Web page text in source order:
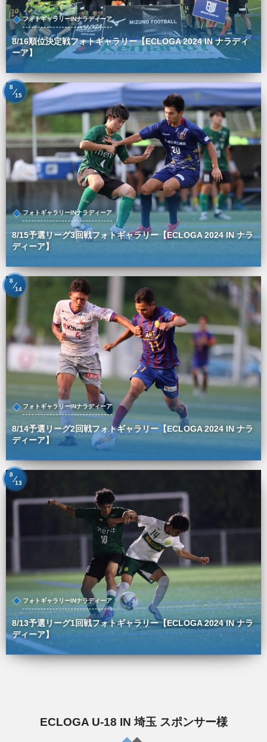
フォトギャラリーINナラディーア
8/16順位決定戦フォトギャラリー【ECLOGA 2024 IN ナラディ
ーア】
フォトギャラリーINナラディーア
8/15予選リーグ3回戦フォトギャラリー【ECLOGA 2024 IN ナラ
ディーア】
8
15
フォトギャラリーINナラディーア
8/14予選リーグ2回戦フォトギャラリー【ECLOGA 2024 IN ナラ
ディーア】
8
14
フォトギャラリーINナラディーア
8/13予選リーグ1回戦フォトギャラリー【ECLOGA 2024 IN ナラ
ディーア】
8
13
ECLOGA U-18 IN 埼玉 スポンサー様